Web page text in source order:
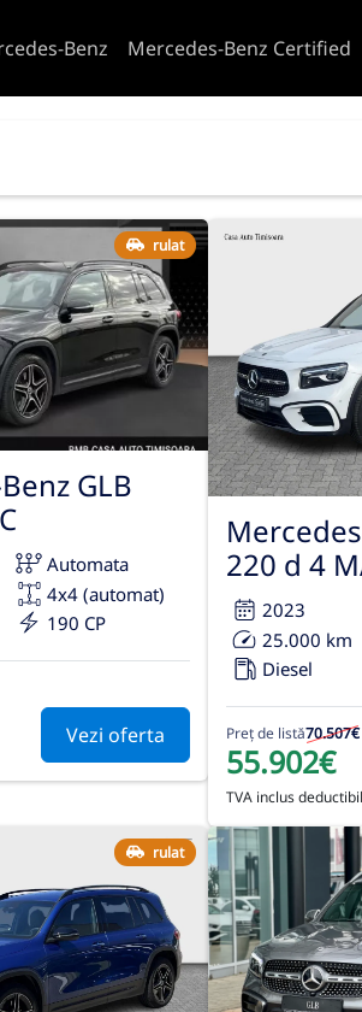
Benz Mercedes-Benz Certified
rulat
GLB
Automata
4x4 (automat)
190 CP
Vezi oferta
220 d 4
2023
25.000 km
Diesel
Preț de listă70.507€
55.902€
TVA inclus deductibil
rulat